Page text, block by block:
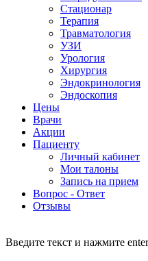
Стационар
Терапия
Травматология
УЗИ
Урология
Хирургия
Эндокринология
Эндоскопия
Цены
Врачи
Акции
Пациенту
Личный кабинет
Мои талоны
Запись на прием
Вопрос - Ответ
Отзывы
Введите текст и нажмите